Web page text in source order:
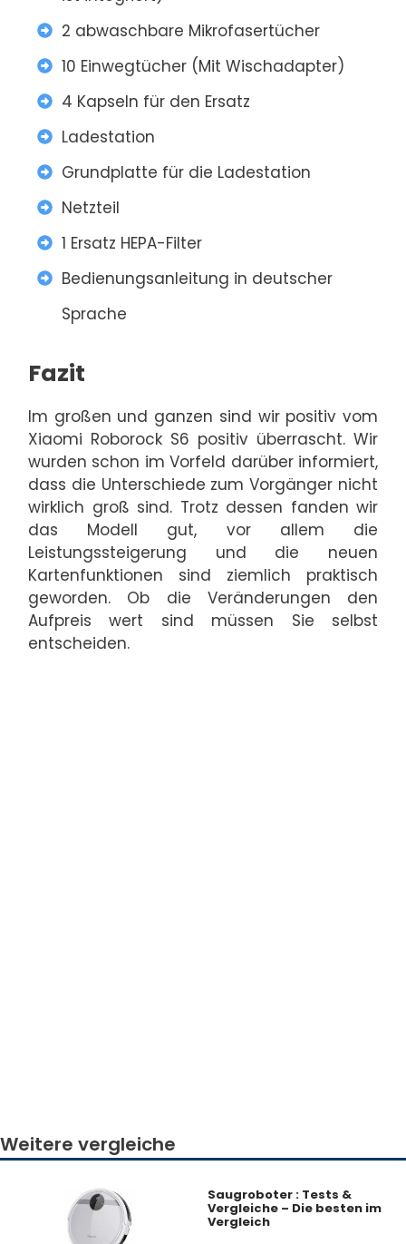
2 abwaschbare Mikrofasertücher
10 Einwegtücher (Mit Wischadapter)
4 Kapseln für den Ersatz
Ladestation
Grundplatte für die Ladestation
Netzteil
1 Ersatz HEPA-Filter
Bedienungsanleitung in deutscher
Sprache
Fazit
Im großen und ganzen sind wir positiv vom
Xiaomi Roborock S6 positiv überrascht. Wir
wurden schon im Vorfeld darüber informiert,
dass die Unterschiede zum Vorgänger nicht
wirklich groß sind. Trotz dessen fanden wir
das Modell gut, vor allem die
Leistungssteigerung und die neuen
Kartenfunktionen sind ziemlich praktisch
geworden. Ob die Veränderungen den
Aufpreis wert sind müssen Sie selbst
entscheiden.
Weitere vergleiche
Saugroboter : Tests &
Vergleiche – Die besten im
Vergleich